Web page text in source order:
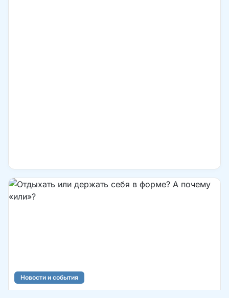
Новости и события